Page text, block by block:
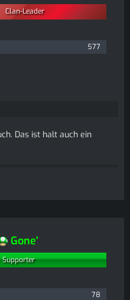
Clan-Leader
577
Das ist halt auch ein
Gone'
Supporter
78